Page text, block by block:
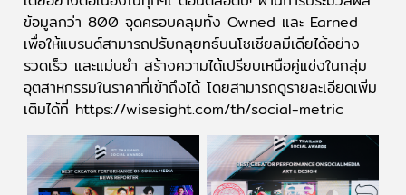
ข้อมูลกว่า 800 จุดครอบคลุมทั้ง Owned และ Earned
เพื่อให้แบรนด์สามารถปรับกลุยทธ์บนโซเชียลมีเดียได้อย่าง
รวดเร็ว และแม่นยำ สร้างความได้เปรียบเหนือคู่แข่งในกลุ่ม
อุตสาหกรรมในราคาที่เข้าถึงได้ โดยสามารถดูรายละเอียดเพิ่ม
เติมได้ที่ https://wisesight.com/th/social-metric